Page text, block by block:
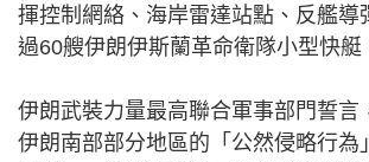
揮控制網絡、海岸雷達站點、反艦導
過60艘伊朗伊斯蘭革命衛隊小型快艇
伊朗武裝力量最高聯合軍事部門誓言
伊朗南部部分地區的「公然侵略行為